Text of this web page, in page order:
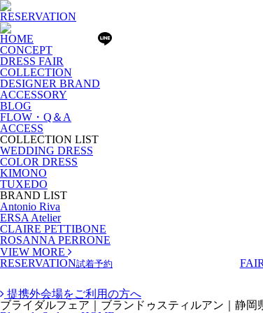
RESERVATION
HOME
CONCEPT
DRESS FAIR
COLLECTION
DESIGNER BRAND
ACCESSORY
BLOG
FLOW・Q＆A
ACCESS
COLLECTION LIST
WEDDING DRESS
COLOR DRESS
KIMONO
TUXEDO
BRAND LIST
Antonio Riva
ERSA Atelier
CLAIRE PETTIBONE
ROSANNA PERRONE
VIEW MORE
RESERVATION試着予約 FAIR
提携外会場をご利用の方へ
ブライダルフェア｜ブランドゥスティルアン｜静